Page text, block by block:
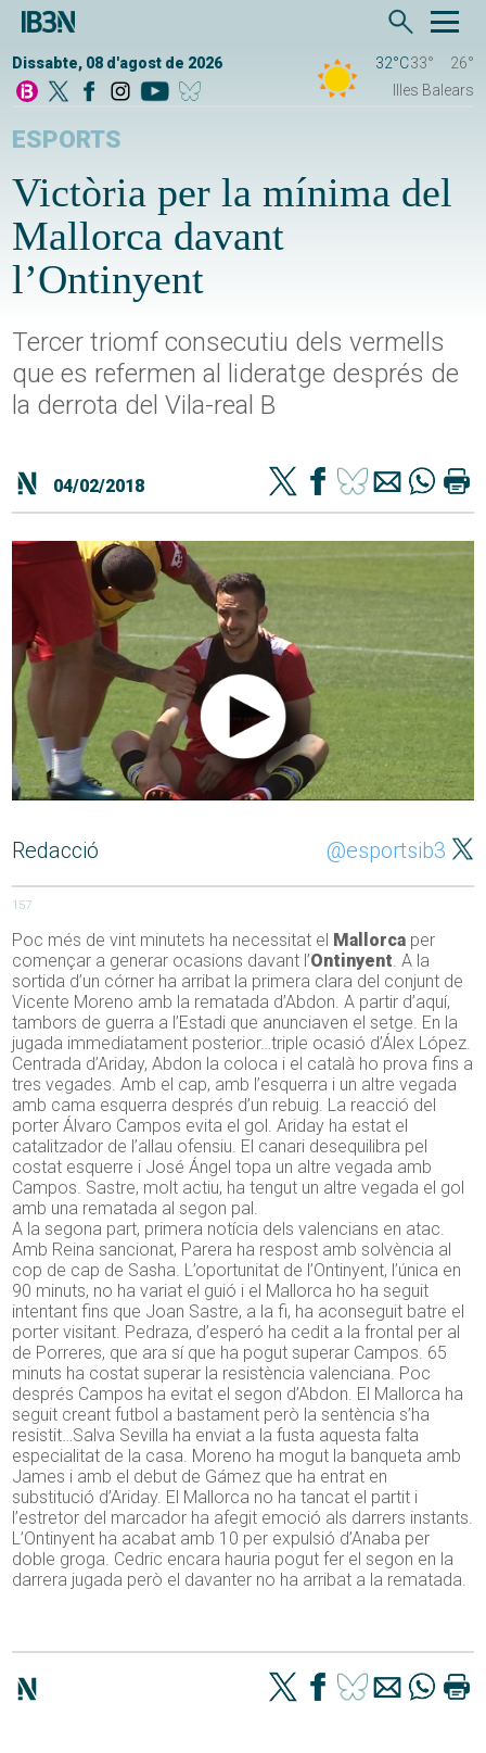
Dissabte, 08 d'agost de 2026 32°C33°
26°
Illes Balears
ESPORTS
Victòria per la mínima del
Mallorca davant
l’Ontinyent
Tercer triomf consecutiu dels vermells
que es refermen al lideratge després de
la derrota del Vila-real B
04/02/2018
Redacció @esportsib3
157
Poc més de vint minutets ha necessitat el Mallorca per
començar a generar ocasions davant l’Ontinyent. A la
sortida d’un córner ha arribat la primera clara del conjunt de
Vicente Moreno amb la rematada d’Abdon. A partir d’aquí,
tambors de guerra a l’Estadi que anunciaven el setge. En la
jugada immediatament posterior…triple ocasió d’Álex López.
Centrada d’Ariday, Abdon la coloca i el català ho prova fins a
tres vegades. Amb el cap, amb l’esquerra i un altre vegada
amb cama esquerra després d’un rebuig. La reacció del
porter Álvaro Campos evita el gol. Ariday ha estat el
catalitzador de l’allau ofensiu. El canari desequilibra pel
costat esquerre i José Ángel topa un altre vegada amb
Campos. Sastre, molt actiu, ha tengut un altre vegada el gol
amb una rematada al segon pal.
A la segona part, primera notícia dels valencians en atac.
Amb Reina sancionat, Parera ha respost amb solvència al
cop de cap de Sasha. L’oportunitat de l’Ontinyent, l’única en
90 minuts, no ha variat el guió i el Mallorca ho ha seguit
intentant fins que Joan Sastre, a la fi, ha aconseguit batre el
porter visitant. Pedraza, d’esperó ha cedit a la frontal per al
de Porreres, que ara sí que ha pogut superar Campos. 65
minuts ha costat superar la resistència valenciana. Poc
després Campos ha evitat el segon d’Abdon. El Mallorca ha
seguit creant futbol a bastament però la sentència s’ha
resistit…Salva Sevilla ha enviat a la fusta aquesta falta
especialitat de la casa. Moreno ha mogut la banqueta amb
James i amb el debut de Gámez que ha entrat en
substitució d’Ariday. El Mallorca no ha tancat el partit i
l’estretor del marcador ha afegit emoció als darrers instants.
L’Ontinyent ha acabat amb 10 per expulsió d’Anaba per
doble groga. Cedric encara hauria pogut fer el segon en la
darrera jugada però el davanter no ha arribat a la rematada.